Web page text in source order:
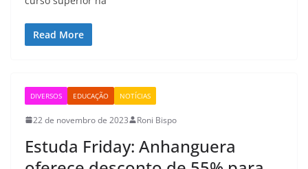
Read More
DIVERSOS EDUCAÇÃO NOTÍCIAS
22 de novembro de 2023 Roni Bispo
Estuda Friday: Anhanguera